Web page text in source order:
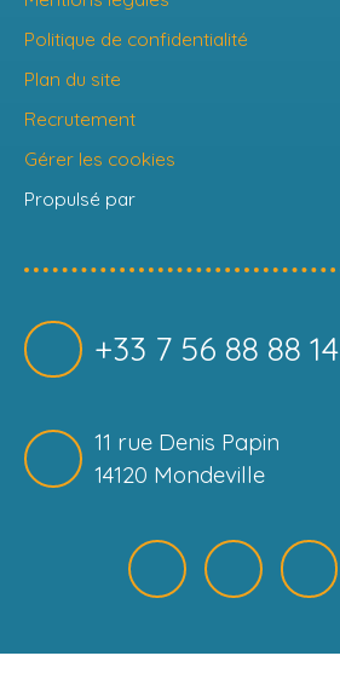
Politique de confidentialité
Plan du site
Recrutement
Gérer les cookies
Propulsé par
+33 7 56 88 88 14
11 rue Denis Papin
14120 Mondeville